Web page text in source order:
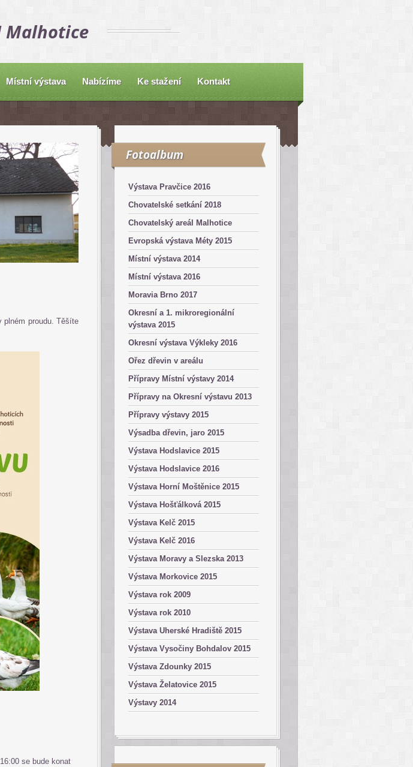
Malhotice
Místní výstava Nabízíme Ke stažení Kontakt
plném proudu. Těšíte
se bude konat
Fotoalbum
Výstava Pravčice 2016
Chovatelské setkání 2018
Chovatelský areál Malhotice
Evropská výstava Méty 2015
Místní výstava 2014
Místní výstava 2016
Moravia Brno 2017
Okresní a 1. mikroregionální
výstava 2015
Okresní výstava Výkleky 2016
Ořez dřevin v areálu
Přípravy Místní výstavy 2014
Přípravy na Okresní výstavu 2013
Přípravy výstavy 2015
Výsadba dřevin, jaro 2015
Výstava Hodslavice 2015
Výstava Hodslavice 2016
Výstava Horní Moštěnice 2015
Výstava Hošťálková 2015
Výstava Kelč 2015
Výstava Kelč 2016
Výstava Moravy a Slezska 2013
Výstava Morkovice 2015
Výstava rok 2009
Výstava rok 2010
Výstava Uherské Hradiště 2015
Výstava Vysočiny Bohdalov 2015
Výstava Zdounky 2015
Výstava Želatovice 2015
Výstavy 2014